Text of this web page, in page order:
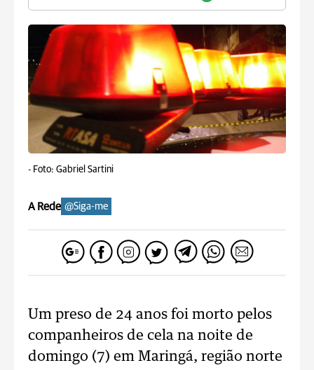
- Foto: Gabriel Sartini
A Rede @Siga-me
Um preso de 24 anos foi morto pelos
companheiros de cela na noite de
domingo (7) em Maringá, região norte